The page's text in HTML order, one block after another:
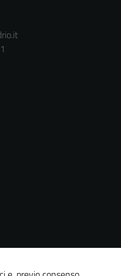
Questi cookie
informazioni